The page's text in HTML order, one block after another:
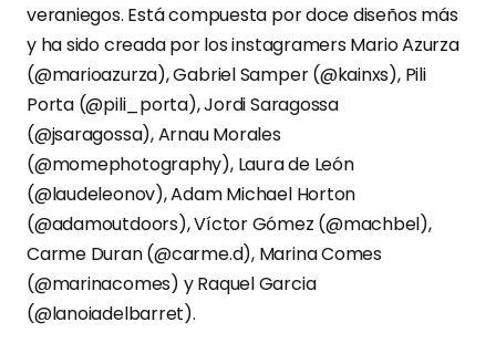
veraniegos. Está compuesta por doce diseños más
y ha sido creada por los instagramers Mario Azurza
(@marioazurza), Gabriel Samper (@kainxs), Pili
Porta (@pili_porta), Jordi Saragossa
(@jsaragossa), Arnau Morales
(@momephotography), Laura de León
(@laudeleonov), Adam Michael Horton
(@adamoutdoors), Víctor Gómez (@machbel),
Carme Duran (@carme.d), Marina Comes
(@marinacomes) y Raquel Garcia
(@lanoiadelbarret).